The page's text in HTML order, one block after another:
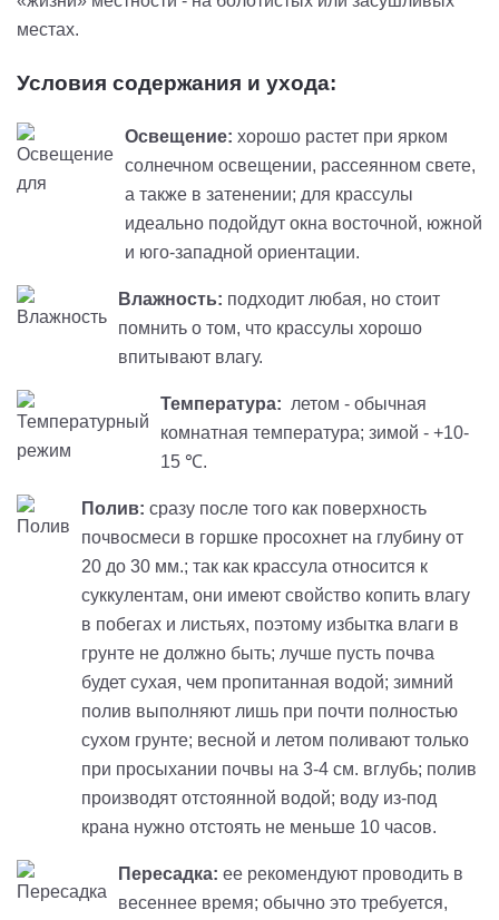
местах.
Условия содержания и ухода:
Освещение: хорошо растет при ярком
солнечном освещении, рассеянном свете,
а также в затенении; для крассулы
идеально подойдут окна восточной, южной
и юго-западной ориентации.
Влажность: подходит любая, но стоит
помнить о том, что крассулы хорошо
впитывают влагу.
Температура: летом - обычная
комнатная температура; зимой - +10-
15 ℃.
Полив: сразу после того как поверхность
почвосмеси в горшке просохнет на глубину от
20 до 30 мм.; так как крассула относится к
суккулентам, они имеют свойство копить влагу
в побегах и листьях, поэтому избытка влаги в
грунте не должно быть; лучше пусть почва
будет сухая, чем пропитанная водой; зимний
полив выполняют лишь при почти полностью
сухом грунте; весной и летом поливают только
при просыхании почвы на 3-4 см. вглубь; полив
производят отстоянной водой; воду из-под
крана нужно отстоять не меньше 10 часов.
Пересадка: ее рекомендуют проводить в
весеннее время; обычно это требуется,